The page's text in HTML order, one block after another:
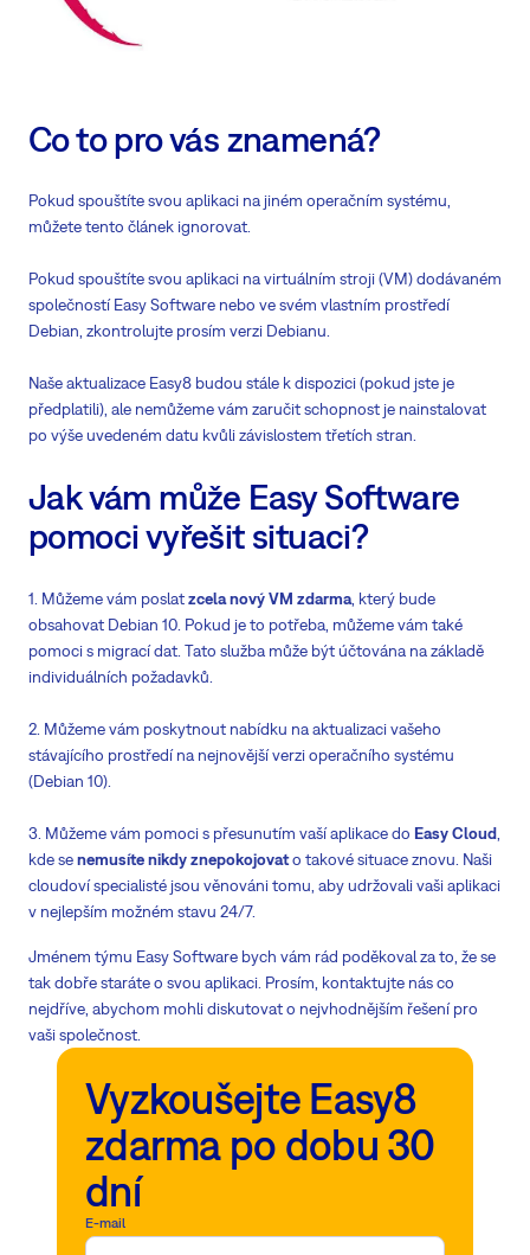
Co to pro vás znamená?
Pokud spouštíte svou aplikaci na jiném operačním systému,
můžete tento článek ignorovat.
Pokud spouštíte svou aplikaci na virtuálním stroji (VM) dodávaném
společností Easy Software nebo ve svém vlastním prostředí
Debian, zkontrolujte prosím verzi Debianu.
Naše aktualizace Easy8 budou stále k dispozici (pokud jste je
předplatili), ale nemůžeme vám zaručit schopnost je nainstalovat
po výše uvedeném datu kvůli závislostem třetích stran.
Jak vám může Easy Software
pomoci vyřešit situaci?
1. Můžeme vám poslatzcela nový VM zdarma, který bude
obsahovat Debian 10. Pokud je to potřeba, můžeme vám také
pomoci s migrací dat. Tato služba může být účtována na základě
individuálních požadavků.
2. Můžeme vám poskytnout nabídku na aktualizaci vašeho
stávajícího prostředí na nejnovější verzi operačního systému
(Debian 10).
3. Můžeme vám pomoci s přesunutím vaší aplikace do Easy Cloud
kde senemusíte nikdy znepokojovato takové situace znovu. Naši
cloudoví specialisté jsou věnováni tomu, aby udržovali vaši aplikaci
v nejlepším možném stavu 24/7.
Jménem týmu Easy Software bych vám rád poděkoval za to, že se
tak dobře staráte o svou aplikaci. Prosím, kontaktujte nás co
nejdříve, abychom mohli diskutovat o nejvhodnějším řešení pro
vaši společnost.
Vyzkoušejte Easy8
zdarma po dobu 30
dní
E-mail